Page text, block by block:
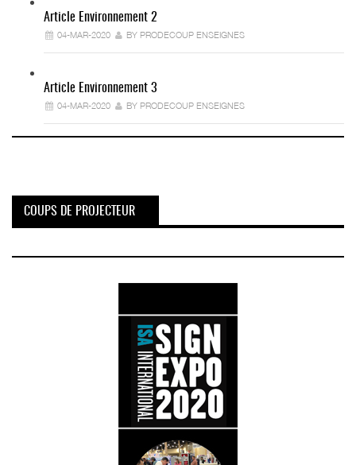
Article Environnement 2
04-MAR-2020 BY PRODECOUP ENSEIGNES
Article Environnement 3
04-MAR-2020 BY PRODECOUP ENSEIGNES
COUPS DE PROJECTEUR